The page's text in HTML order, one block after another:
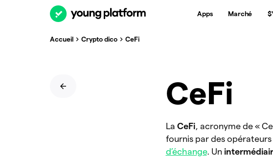
Apps Marché
Accueil Crypto dico CeFi
CeFi
La CeFi, acronyme de «
fournis par des
d’échange. Un